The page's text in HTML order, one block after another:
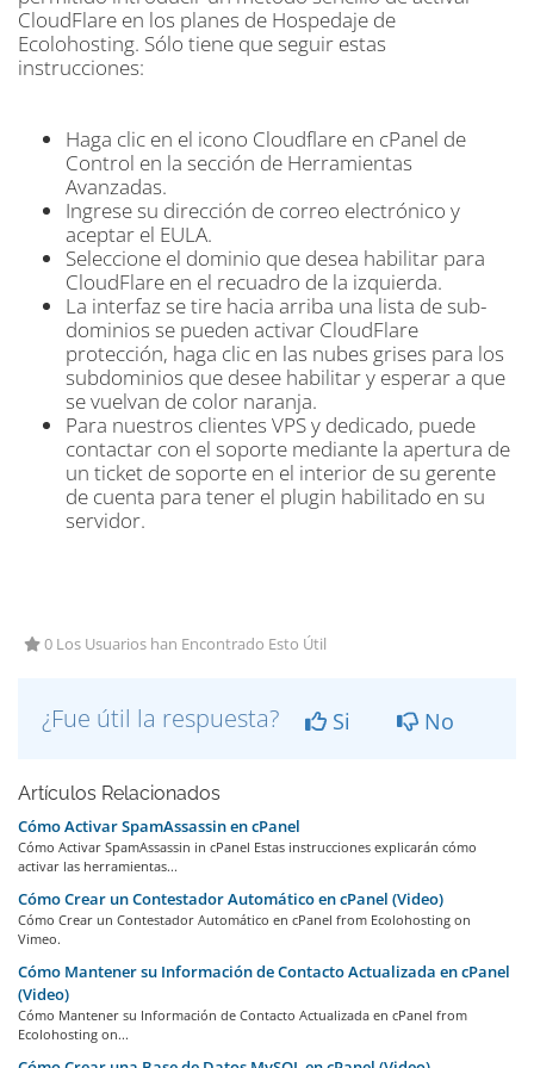
CloudFlare en los planes de Hospedaje de
Ecolohosting. Sólo tiene que seguir estas
instrucciones:
Haga clic en el icono Cloudflare en cPanel de
Control en la sección de Herramientas
Avanzadas.
Ingrese su dirección de correo electrónico y
aceptar el EULA.
Seleccione el dominio que desea habilitar para
CloudFlare en el recuadro de la izquierda.
La interfaz se tire hacia arriba una lista de sub-
dominios se pueden activar CloudFlare
protección, haga clic en las nubes grises para los
subdominios que desee habilitar y esperar a que
se vuelvan de color naranja.
Para nuestros clientes VPS y dedicado, puede
contactar con el soporte mediante la apertura de
un ticket de soporte en el interior de su gerente
de cuenta para tener el plugin habilitado en su
servidor.
0 Los Usuarios han Encontrado Esto Útil
¿Fue útil la respuesta? Si No
Artículos Relacionados
Cómo Activar SpamAssassin en cPanel
Cómo Activar SpamAssassin in cPanel Estas instrucciones explicarán cómo
activar las herramientas...
Cómo Crear un Contestador Automático en cPanel (Video)
Cómo Crear un Contestador Automático en cPanel from Ecolohosting on
Vimeo.
Cómo Mantener su Información de Contacto Actualizada en cPanel
(Video)
Cómo Mantener su Información de Contacto Actualizada en cPanel from
Ecolohosting on...